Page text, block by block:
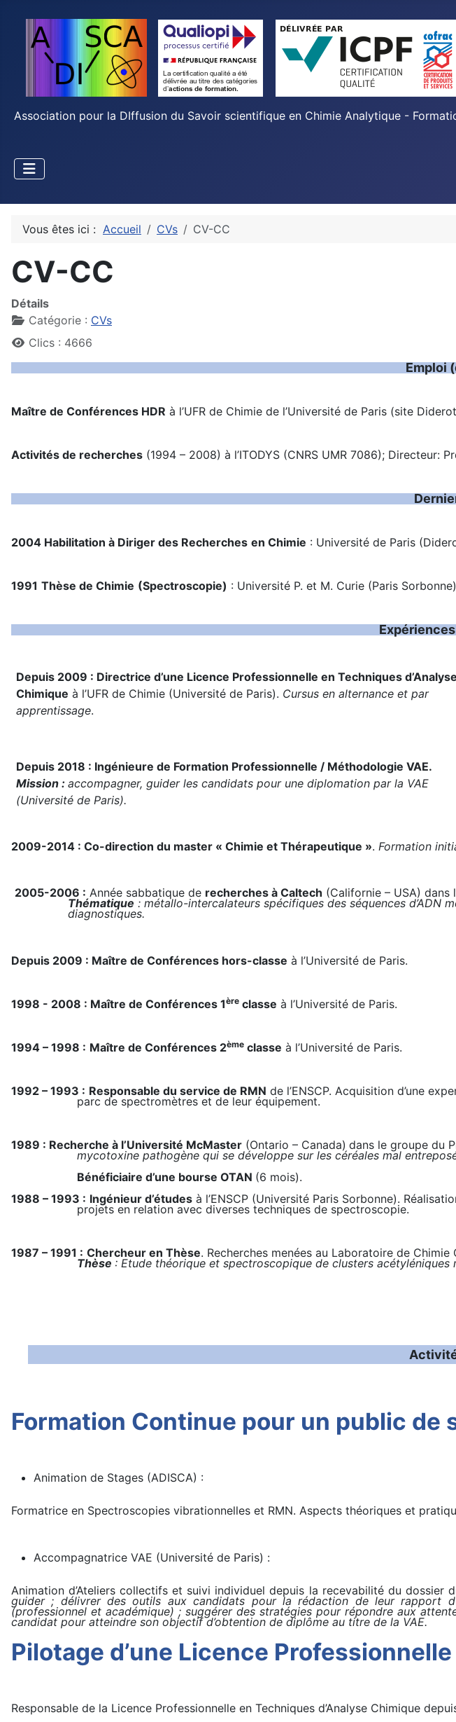
Association pour la DIffusion du Savoir scientifique en Chimie Analytique -
Vous êtes ici : Accueil CVs CV-CC
CV-CC
Détails
Catégorie : CVs
Clics : 4666
Emploi
Maître de Conférences HDR à l’UFR de Chimie de l’Université de Paris (site
Activités de recherches (1994 – 2008) à l’ITODYS (CNRS UMR 7086); Directeur:
2004 Habilitation à Diriger des Recherches en Chimie : Université de Paris
1991 Thèse de Chimie (Spectroscopie) : Université P. et M. Curie (Paris Sorbonne)
Depuis 2009 : Directrice d’une Licence Professionnelle en Techniques d’Analyse
Chimique à l’UFR de Chimie (Université de Paris). Cursus en alternance et par
apprentissage.
Depuis 2018 : Ingénieure de Formation Professionnelle / Méthodologie VAE.
Mission : accompagner, guider les candidats pour une diplomation par la VAE
(Université de Paris).
2009-2014 : Co-direction du master « Chimie et Thérapeutique ». Formation
2005-2006 : Année sabbatique de recherches à Caltech (Californie – USA)
Thématique : métallo-intercalateurs spécifiques des séquences d’ADN
diagnostiques.
Depuis 2009 : Maître de Conférences hors-classe à l’Université de Paris.
1998 - 2008 : Maître de Conférences 1ère classe à l’Université de Paris.
1994 – 1998 : Maître de Conférences 2ème classe à l’Université de Paris.
1992 – 1993 : Responsable du service de RMN de l’ENSCP. Acquisition d’une
parc de spectromètres et de leur équipement.
1989 : Recherche à l’Université McMaster (Ontario – Canada) dans le groupe du
mycotoxine pathogène qui se développe sur les céréales mal
Bénéficiaire d’une bourse OTAN (6 mois).
1988 – 1993 : Ingénieur d’études à l’ENSCP (Université Paris Sorbonne).
projets en relation avec diverses techniques de spectroscopie.
1987 – 1991 : Chercheur en Thèse. Recherches menées au Laboratoire de
Thèse : Etude théorique et spectroscopique de clusters
Formation Continue pour un public de
Animation de Stages (ADISCA) :
Formatrice en Spectroscopies vibrationnelles et RMN. Aspects théoriques et
Accompagnatrice VAE (Université de Paris) :
Animation d’Ateliers collectifs et suivi individuel depuis la recevabilité du dossier
guider ; délivrer des outils aux candidats pour la rédaction de leur rapport
(professionnel et académique) ; suggérer des stratégies pour répondre aux
candidat pour atteindre son objectif d’obtention de diplôme au titre de la VAE.
Pilotage d’une Licence
Responsable de la Licence Professionnelle en Techniques d’Analyse Chimique